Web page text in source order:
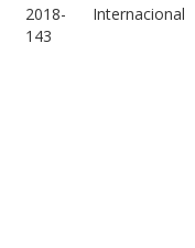
2018-
143
Internacional